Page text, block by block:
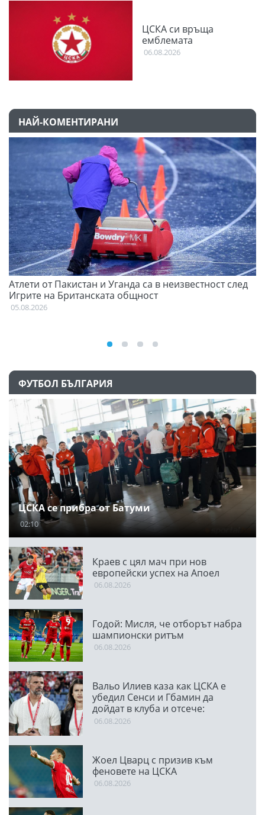
ЦСКА си връща
емблемата
06.08.2026
НАЙ-КОМЕНТИРАНИ
Атлети от Пакистан и Уганда са в неизвестност след
Игрите на Британската общност
05.08.2026
ФУТБОЛ БЪЛГАРИЯ
ЦСКА се прибра от Батуми
02:10
Краев с цял мач при нов
европейски успех на Апоел
06.08.2026
Годой: Мисля, че отборът набра
шампионски ритъм
06.08.2026
Вальо Илиев каза как ЦСКА е
убедил Сенси и Гбамин да
дойдат в клуба и отсече:
Направихме изключителен
06.08.2026
Жоел Цварц с призив към
феновете на ЦСКА
06.08.2026